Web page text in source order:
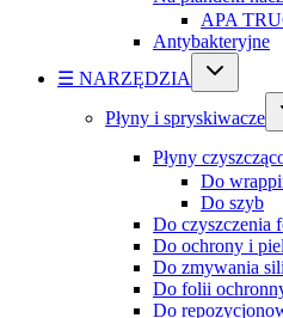
APA
Antybakteryjne
☰ NARZĘDZIA
Płyny i spryskiwacze
Płyny
Do
Do szyb
Do czyszczenia
Do ochrony i
Do zmywania
Do folii
Do